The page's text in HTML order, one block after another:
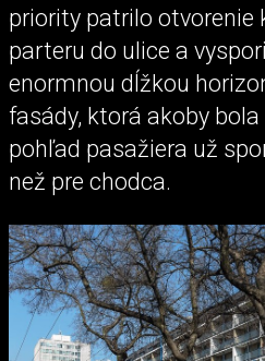
priority patrilo otvorenie
parteru do ulice a
enormnou dĺžkou
fasády, ktorá akoby
pohľad pasažiera už
než pre chodca.